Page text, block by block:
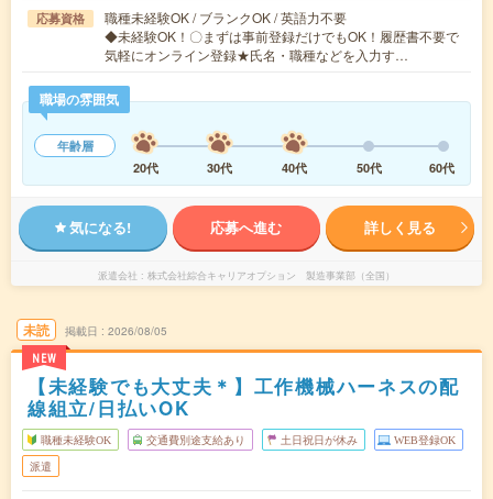
応募資格
職種未経験OK / ブランクOK / 英語力不要
◆未経験OK！〇まずは事前登録だけでもOK！履歴書不要で
気軽にオンライン登録★氏名・職種などを入力す…
職場の雰囲気
年齢層
20代
30代 40代 50代 60代
気になる! 応募へ進む 詳しく見る
派遣会社 株式会社綜合キャリアオプション 製造事業部（全国）
未読
NEW
掲載日 2026/08/05
【未経験でも大丈夫＊】工作機械ハーネスの配
線組立/日払いOK
職種未経験OK 交通費別途支給あり 土日祝日が休み WEB登録OK
派遣